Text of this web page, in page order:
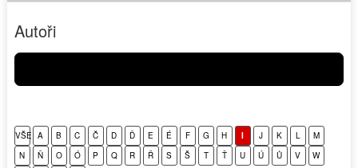
Autoři
VŠE A B C Č D Ď E É F G H I J K L
M
N
Ň O Ó P Q R Ř S Š T Ť U Ú Ů V
W